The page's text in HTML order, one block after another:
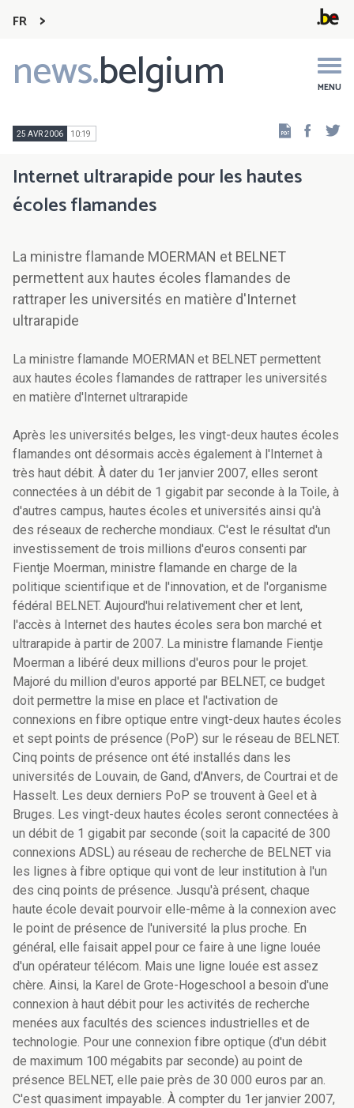
FR
news.belgium MENU
Main
navigation
25 AVR 2006 10:19
Internet ultrarapide pour les hautes
écoles flamandes
La ministre flamande MOERMAN et BELNET
permettent aux hautes écoles flamandes de
rattraper les universités en matière d'Internet
ultrarapide
La ministre flamande MOERMAN et BELNET permettent
aux hautes écoles flamandes de rattraper les universités
en matière d'Internet ultrarapide
Après les universités belges, les vingt-deux hautes écoles
flamandes ont désormais accès également à l'Internet à
très haut débit. À dater du 1er janvier 2007, elles seront
connectées à un débit de 1 gigabit par seconde à la Toile, à
d'autres campus, hautes écoles et universités ainsi qu'à
des réseaux de recherche mondiaux. C'est le résultat d'un
investissement de trois millions d'euros consenti par
Fientje Moerman, ministre flamande en charge de la
politique scientifique et de l'innovation, et de l'organisme
fédéral BELNET. Aujourd'hui relativement cher et lent,
l'accès à Internet des hautes écoles sera bon marché et
ultrarapide à partir de 2007. La ministre flamande Fientje
Moerman a libéré deux millions d'euros pour le projet.
Majoré du million d'euros apporté par BELNET, ce budget
doit permettre la mise en place et l'activation de
connexions en fibre optique entre vingt-deux hautes écoles
et sept points de présence (PoP) sur le réseau de BELNET.
Cinq points de présence ont été installés dans les
universités de Louvain, de Gand, d'Anvers, de Courtrai et de
Hasselt. Les deux derniers PoP se trouvent à Geel et à
Bruges. Les vingt-deux hautes écoles seront connectées à
un débit de 1 gigabit par seconde (soit la capacité de 300
connexions ADSL) au réseau de recherche de BELNET via
les lignes à fibre optique qui vont de leur institution à l'un
des cinq points de présence. Jusqu'à présent, chaque
haute école devait pourvoir elle-même à la connexion avec
le point de présence de l'université la plus proche. En
général, elle faisait appel pour ce faire à une ligne louée
d'un opérateur télécom. Mais une ligne louée est assez
chère. Ainsi, la Karel de Grote-Hogeschool a besoin d'une
connexion à haut débit pour les activités de recherche
menées aux facultés des sciences industrielles et de
technologie. Pour une connexion fibre optique (d'un débit
de maximum 100 mégabits par seconde) au point de
présence BELNET, elle paie près de 30 000 euros par an.
C'est quasiment impayable. À compter du 1er janvier 2007,